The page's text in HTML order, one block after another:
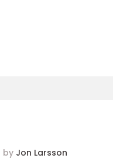
by Jon Larsson